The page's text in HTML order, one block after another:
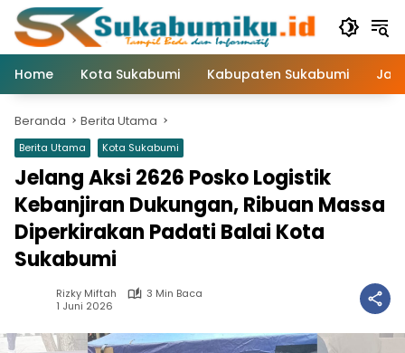
Langsung
konten
Home
Kota Sukabumi Kabupaten Sukabumi
Beranda Berita Utama
Berita Utama Kota Sukabumi
Jelang Aksi 2626 Posko Logistik
Kebanjiran Dukungan, Ribuan Massa
Diperkirakan Padati Balai Kota
Sukabumi
Rizky Miftah
3 Min Baca
1 Juni 2026